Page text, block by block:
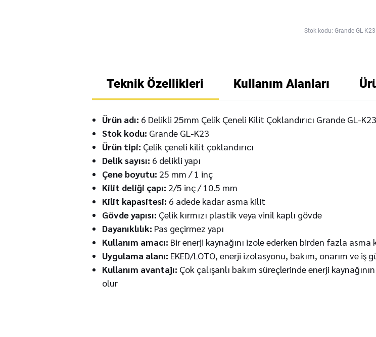
Stok kodu: Grande GL-K23
Teknik Özellikleri Kullanım Alanları
Ürün adı: 6 Delikli 25mm Çelik Çeneli Kilit Çoklandırıcı Grande GL-K23
Stok kodu: Grande GL-K23
Ürün tipi: Çelik çeneli kilit çoklandırıcı
Delik sayısı: 6 delikli yapı
Çene boyutu: 25 mm / 1 inç
Kilit deliği çapı: 2/5 inç / 10.5 mm
Kilit kapasitesi: 6 adede kadar asma kilit
Gövde yapısı: Çelik kırmızı plastik veya vinil kaplı gövde
Dayanıklılık: Pas geçirmez yapı
Kullanım amacı: Bir enerji kaynağını izole ederken birden fazla
Uygulama alanı: EKED/LOTO, enerji izolasyonu, bakım, onarım ve iş
Kullanım avantajı: Çok çalışanlı bakım süreçlerinde enerji
olur